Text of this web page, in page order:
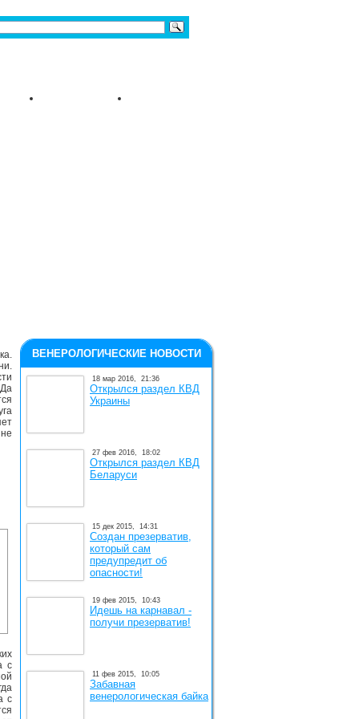
с
с
ВЕНЕРОЛОГИЧЕСКИЕ НОВОСТИ
18 мар 2016, 21:36
Открылся раздел КВД
Украины
27 фев 2016, 18:02
Открылся раздел КВД
Беларуси
15 дек 2015, 14:31
Создан презерватив,
который сам
предупредит об
опасности!
19 фев 2015, 10:43
Идешь на карнавал -
получи презерватив!
11 фев 2015, 10:05
Забавная
венерологическая байка